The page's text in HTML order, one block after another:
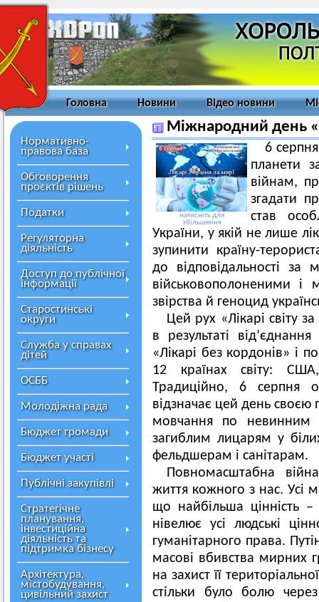
Головна Новини Відео новини
Нормативно-
правова база
Обговорення
проєктів рішень
Податки
Регуляторна
діяльність
Доступ до публічної
інформації
Старостинські
округи
Служба у справах
дітей
ОСББ
Молодіжна рада
Бюджет громади
Бюджет участі
Публічні закупівлі
Стратегічне
планування,
інвестиційна
діяльність та
підтримка бізнесу
Архітектура,
містобудування,
цивільний захист
Міжнародний день
натисніть для
збільшення
6
планети
війнам,
згадати
став
України, у якій не лише
зупинити країну-
до відповідальності
військовополоненими
звірства й геноцид
Цей рух «Лікарі світу
в результаті
«Лікарі без кордонів» і
12 країнах світу:
Традиційно, 6 серпня
відзначає цей день
мовчання по невинним
загиблим лицарям у
фельдшерам і санітарам.
Повномасштабна
життя кожного з нас. Усі
що найбільша цінність
нівелює усі людські
гуманітарного права.
масові вбивства мирних
на захист її
стільки було болю